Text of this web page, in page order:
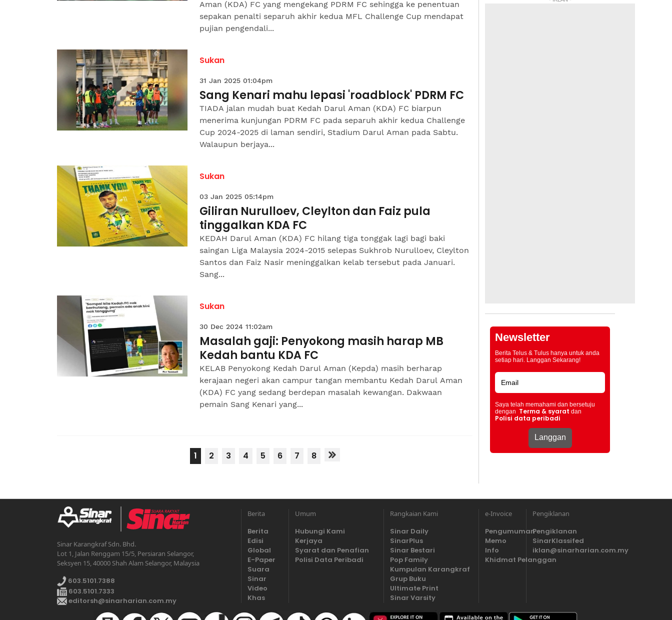
Aman (KDA) FC yang mengekang PDRM FC sehingga ke penentuan
sepakan penalti separuh akhir kedua MFL Challenge Cup mendapat
pujian pengendali...
Sukan
31 Jan 2025 01:04pm
Sang Kenari mahu lepasi 'roadblock' PDRM FC
TIADA jalan mudah buat Kedah Darul Aman (KDA) FC biarpun
menerima kunjungan PDRM FC pada separuh akhir kedua Challenge
Cup 2024-2025 di laman sendiri, Stadium Darul Aman pada Sabtu.
Walaupun berjaya...
Sukan
03 Jan 2025 05:14pm
Giliran Nurulloev, Cleylton dan Faiz pula
tinggalkan KDA FC
KEDAH Darul Aman (KDA) FC hilang tiga tonggak lagi bagi baki
saingan Liga Malaysia 2024-2015 selepas Sukhrob Nurulloev, Cleylton
Santos dan Faiz Nasir meninggalkan kelab tersebut pada Januari.
Sang...
Sukan
30 Dec 2024 11:02am
Masalah gaji: Penyokong masih harap MB
Kedah bantu KDA FC
KELAB Penyokong Kedah Darul Aman (Kepda) masih berharap
kerajaan negeri akan campur tangan membantu Kedah Darul Aman
(KDA) FC yang sedang berdepan masalah kewangan. Dakwaan
pemain Sang Kenari yang...
1 2 3 4 5 6 7 8
Newsletter
Berita Telus & Tulus hanya untuk anda
setiap hari. Langgan Sekarang!
Saya telah memahami dan bersetuju
dengan Terma & syarat dan
Polisi data peribadi
Sinar Karangkraf Sdn. Bhd.
Lot 1, Jalan Renggam 15/5, Persiaran Selangor,
Seksyen 15, 40000 Shah Alam Selangor, Malaysia
603.5101.7388
603.5101.7333
editorsh@sinarharian.com.my
Berita
Berita
Edisi
Global
E-Paper
Suara
Sinar
Video
Khas
Umum
Hubungi Kami
Kerjaya
Syarat dan Penafian
Polisi Data Peribadi
Rangkaian Kami
Sinar Daily
SinarPlus
Sinar Bestari
Pop Family
Kumpulan Karangkraf
Grup Buku
Ultimate Print
Sinar Varsity
e-Invoice
Pengumuman
Memo
Info
Khidmat Pelanggan
Pengiklanan
Pengiklanan
SinarKlassifed
iklan@sinarharian.com.my